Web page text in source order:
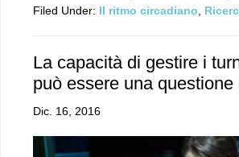
Filed Under: Il ritmo circadiano
La capacità di gestire i
può essere una questione
Dic. 16, 2016